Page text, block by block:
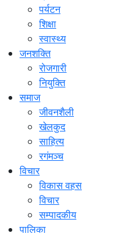
पर्यटन
शिक्षा
स्वास्थ्य
जनशक्ति
रोजगारी
नियुक्ति
समाज
जीवनशैली
खेलकुद
साहित्य
रगंमञ्च
विचार
विकास वहस
विचार
सम्पादकीय
पालिका